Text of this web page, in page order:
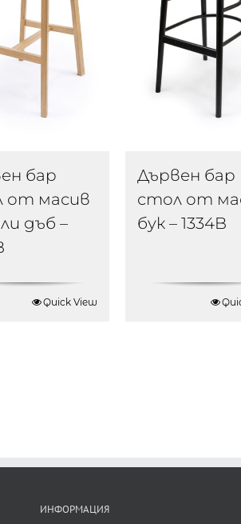
бар
от масив
дъб –
Quick View
Дървен бар
стол от
бук – 1334B
ИНФОРМАЦИЯ